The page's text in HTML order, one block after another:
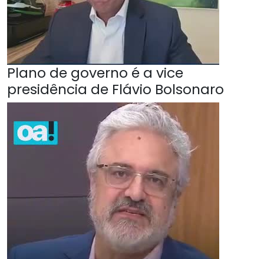
Plano de governo é a vice
presidência de Flávio Bolsonaro